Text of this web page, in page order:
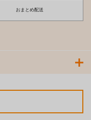
おまとめ配送